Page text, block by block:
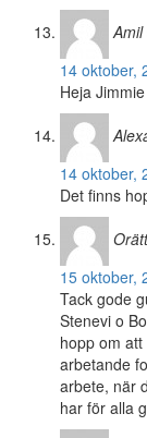
Amil
14 oktober,
Heja Jimmie
14 oktober,
Det finns
15 oktober,
Tack gode
Stenevi o
hopp om
arbetande
arbete, när
har för alla